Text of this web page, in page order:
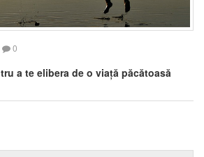
0
a te elibera de o viață păcătoasă